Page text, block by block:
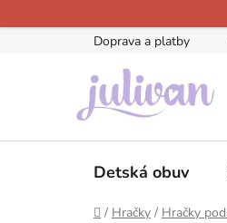
na
Doprava a platby
Detská obuv
Domov
/ Hračky / Hračky